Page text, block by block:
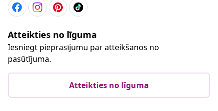
Atteikties no līguma
Iesniegt pieprasījumu par atteikšanos no
pasūtījuma.
Atteikties no līguma